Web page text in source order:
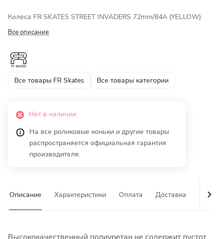
Колеса FR SKATES STREET INVADERS 72mm/84A (YELLOW)
Все описание
Все товары FR Skates Все товары категории
Нет в наличии
На все роликовые коньки и другие товары
распространяется официальная гарантия
производителя.
Описание Характеристики Оплата Доставка